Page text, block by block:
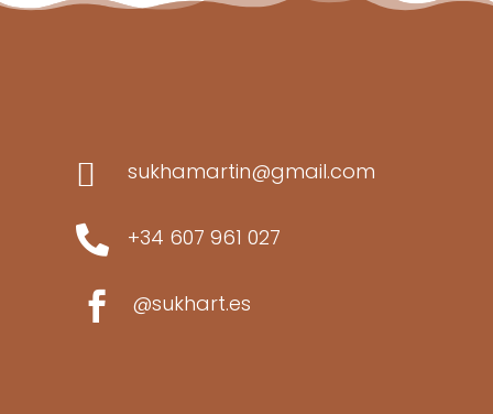
 sukhamartin@gmail.com
 +34 607 961 027
 @sukhart.es